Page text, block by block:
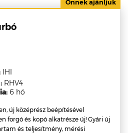
6 hó
RHV4
IHI
új középrész beépítésével
forgó és kopó alkatrésze új! Gyári új
és teljesítmény, mérési